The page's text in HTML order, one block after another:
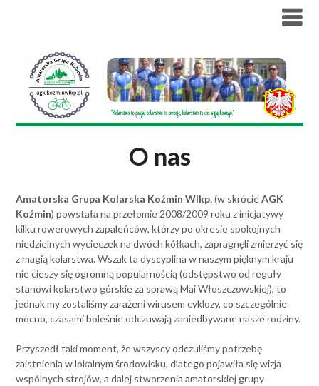
O nas
Amatorska Grupa Kolarska Koźmin Wlkp.(w skrócieAGK
Koźmin) powstała na przełomie 2008/2009 roku z inicjatywy
kilku rowerowych zapaleńców, którzy po okresie spokojnych
niedzielnych wycieczek na dwóch kółkach, zapragnęli zmierzyć się
z magią kolarstwa. Wszak ta dyscyplina w naszym pięknym kraju
nie cieszy się ogromną popularnością (odstępstwo od reguły
stanowi kolarstwo górskie za sprawą Mai Włoszczowskiej), to
jednak my zostaliśmy zarażeni wirusem cyklozy, co szczególnie
mocno, czasami boleśnie odczuwają zaniedbywane nasze rodziny.
Przyszedł taki moment, że wszyscy odczuliśmy potrzebę
zaistnienia w lokalnym środowisku, dlatego pojawiła się wizja
wspólnych strojów, a dalej stworzenia amatorskiej grupy